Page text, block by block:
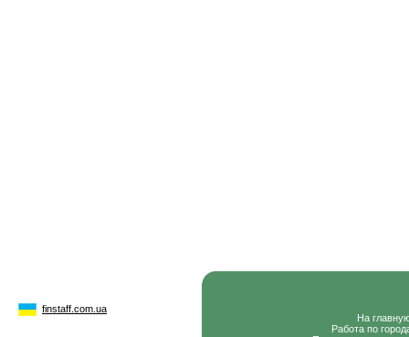
finstaff.com.ua
На
Работа по